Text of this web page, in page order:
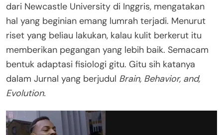
dari Newcastle University di Inggris, mengatakan
hal yang beginian emang lumrah terjadi. Menurut
riset yang beliau lakukan, kalau kulit berkerut itu
memberikan pegangan yang lebih baik. Semacam
bentuk adaptasi fisiologi gitu. Gitu sih katanya
dalam Jurnal yang berjudul Brain, Behavior, and,
Evolution.